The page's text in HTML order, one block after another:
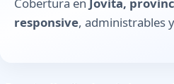
Cobertura en Jovita,
responsive, administrables